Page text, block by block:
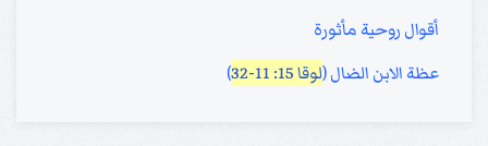
أقوال روحية مأثورة
عظة الابن الضال (لوقا 15: 11-32 )